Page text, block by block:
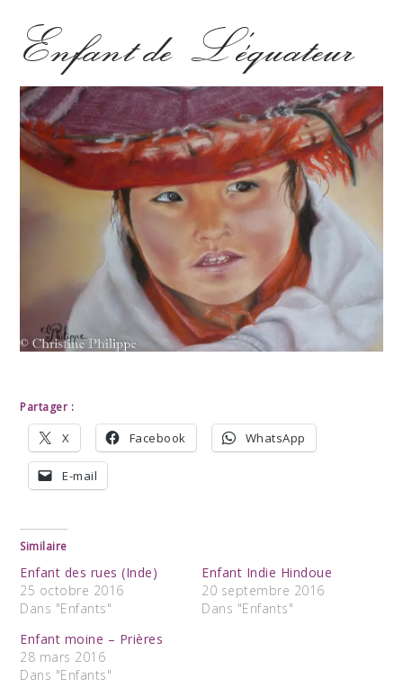
Enfant de L’équateur
Partager :
X Facebook WhatsApp
E-mail
Similaire
Enfant des rues (Inde)
25 octobre 2016
Dans "Enfants"
Enfant Indie Hindoue
20 septembre 2016
Dans "Enfants"
Enfant moine – Prières
28 mars 2016
Dans "Enfants"